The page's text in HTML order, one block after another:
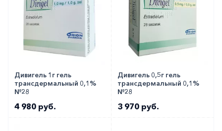
использованием Генотропина может возникнуть
критическое состояние. В подобной ситуации
важно оценить пользу/вред применения
гормона в конкретном случае.
При лечении Генотропином необходим
тщательный контроль общего состояния
Дивигель 1г гель
трансдермальный 0,1%
№28
4 980 руб.
Дивигель 0,5г гель
трансдермальный 0,1%
№28
3 970 руб.